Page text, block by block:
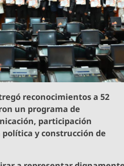
reconocimientos a 52
un programa de
participación
y construcción de